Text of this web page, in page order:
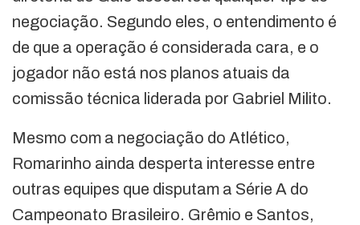
negociação. Segundo eles, o entendimento é
de que a operação é considerada cara, e o
jogador não está nos planos atuais da
comissão técnica liderada por Gabriel Milito.
Mesmo com a negociação do Atlético,
Romarinho ainda desperta interesse entre
outras equipes que disputam a Série A do
Campeonato Brasileiro. Grêmio e Santos,